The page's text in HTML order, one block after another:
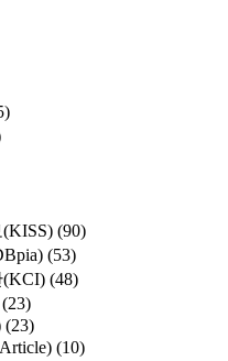
(90)
(53)
(KCI) (48)
(23)
(23)
(10)